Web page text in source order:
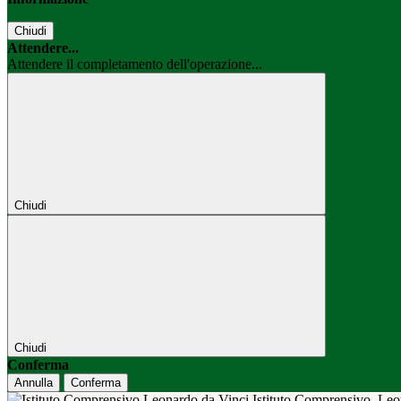
Chiudi
Attendere...
Attendere il completamento dell'operazione...
Chiudi
Chiudi
Conferma
Annulla Conferma